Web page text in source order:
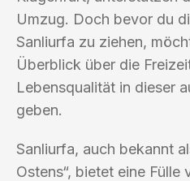
Umzug. Doch bevor du
Sanliurfa zu ziehen,
Überblick über die
Lebensqualität in dieser
geben.
Sanliurfa, auch bekannt
Ostens“, bietet eine